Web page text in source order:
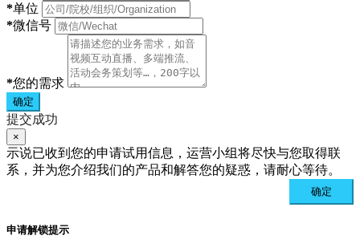
*单位
*微信号
*您的需求
确定
提交成功
×
示说已收到您的申请试用信息，运营小组将尽快与您取得联
系，并为您介绍我们的产品和解答您的疑惑，请耐心等待。
确定
申请解锁提示